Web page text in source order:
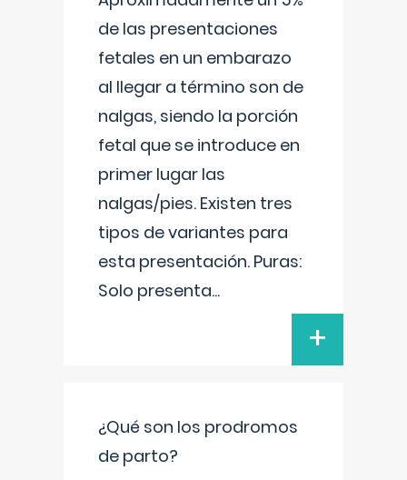
de las presentaciones
fetales en un embarazo
al llegar a término son de
nalgas, siendo la porción
fetal que se introduce en
primer lugar las
nalgas/pies. Existen tres
tipos de variantes para
esta presentación. Puras:
Solo presenta...
+
¿Qué son los prodromos
de parto?